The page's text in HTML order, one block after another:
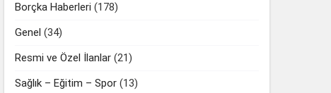
Borçka Haberleri (178)
Genel (34)
Resmi ve Özel İlanlar (21)
Sağlık – Eğitim – Spor (13)